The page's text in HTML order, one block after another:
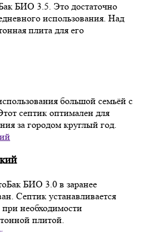
БИО 3.5. Это достаточно
использования. Над
плита для его
большой семьёй с
септик оптимален для
за городом круглый год.
БИО 3.0 в заранее
Септик устанавливается
при необходимости
плитой.